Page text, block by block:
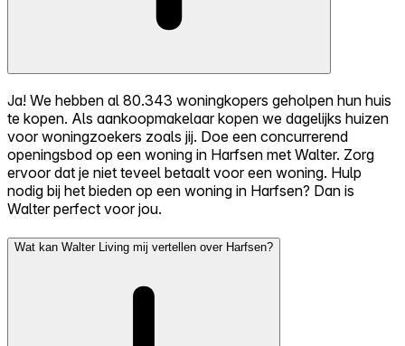
Ja! We hebben al 80.343 woningkopers geholpen hun huis
te kopen. Als aankoopmakelaar kopen we dagelijks huizen
voor woningzoekers zoals jij. Doe een concurrerend
openingsbod op een woning in Harfsen met Walter. Zorg
ervoor dat je niet teveel betaalt voor een woning. Hulp
nodig bij het bieden op een woning in Harfsen? Dan is
Walter perfect voor jou.
Wat kan Walter Living mij vertellen over Harfsen?